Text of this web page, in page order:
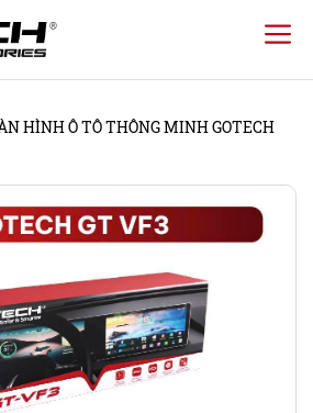
HÌNH Ô TÔ THÔNG MINH GOTECH